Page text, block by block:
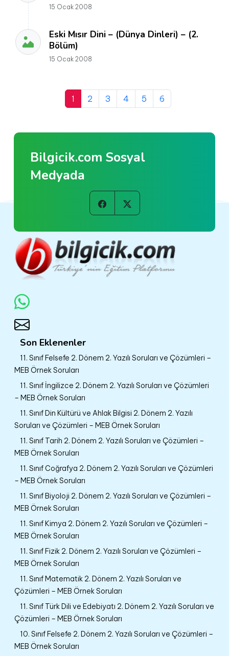
15 Ocak 2008
Eski Mısır Dini – (Dünya Dinleri) – (2.
Bölüm)
15 Ocak 2008
1 2 3 4 5 6
Bilgicik.com Sosyal
Medyada
Son Eklenenler
11. Sınıf Felsefe 2. Dönem 2. Yazılı Soruları ve Çözümleri –
MEB Örnek Soruları
11. Sınıf İngilizce 2. Dönem 2. Yazılı Soruları ve Çözümleri
– MEB Örnek Soruları
11. Sınıf Din Kültürü ve Ahlak Bilgisi 2. Dönem 2. Yazılı
Soruları ve Çözümleri – MEB Örnek Soruları
11. Sınıf Tarih 2. Dönem 2. Yazılı Soruları ve Çözümleri –
MEB Örnek Soruları
11. Sınıf Coğrafya 2. Dönem 2. Yazılı Soruları ve Çözümleri
– MEB Örnek Soruları
11. Sınıf Biyoloji 2. Dönem 2. Yazılı Soruları ve Çözümleri –
MEB Örnek Soruları
11. Sınıf Kimya 2. Dönem 2. Yazılı Soruları ve Çözümleri –
MEB Örnek Soruları
11. Sınıf Fizik 2. Dönem 2. Yazılı Soruları ve Çözümleri –
MEB Örnek Soruları
11. Sınıf Matematik 2. Dönem 2. Yazılı Soruları ve
Çözümleri – MEB Örnek Soruları
11. Sınıf Türk Dili ve Edebiyatı 2. Dönem 2. Yazılı Soruları ve
Çözümleri – MEB Örnek Soruları
10. Sınıf Felsefe 2. Dönem 2. Yazılı Soruları ve Çözümleri –
MEB Örnek Soruları